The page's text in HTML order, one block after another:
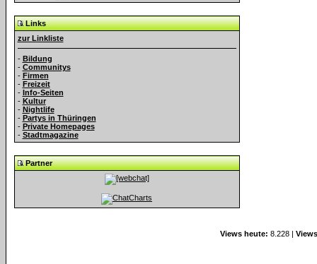
Links
zur Linkliste
- Bildung
- Communitys
- Firmen
- Freizeit
- Info-Seiten
- Kultur
- Nightlife
- Partys in Thüringen
- Private Homepages
- Stadtmagazine
Partner
Views heute: 8.228 |